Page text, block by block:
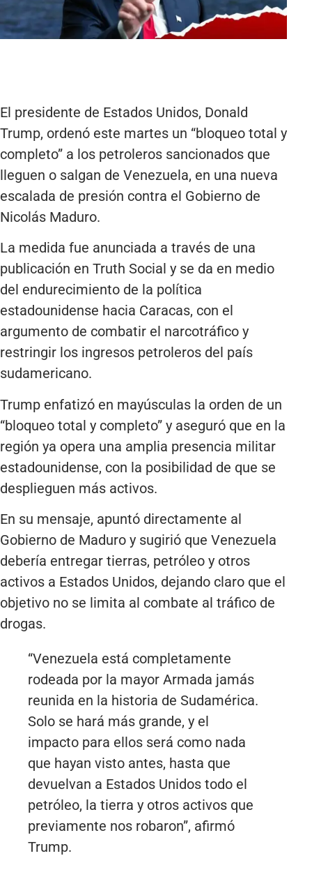
El presidente de Estados Unidos, Donald
Trump, ordenó este martes un “bloqueo total y
completo” a los petroleros sancionados que
lleguen o salgan de Venezuela, en una nueva
escalada de presión contra el Gobierno de
Nicolás Maduro.
La medida fue anunciada a través de una
publicación en Truth Social y se da en medio
del endurecimiento de la política
estadounidense hacia Caracas, con el
argumento de combatir el narcotráfico y
restringir los ingresos petroleros del país
sudamericano.
Trump enfatizó en mayúsculas la orden de un
“bloqueo total y completo” y aseguró que en la
región ya opera una amplia presencia militar
estadounidense, con la posibilidad de que se
desplieguen más activos.
En su mensaje, apuntó directamente al
Gobierno de Maduro y sugirió que Venezuela
debería entregar tierras, petróleo y otros
activos a Estados Unidos, dejando claro que el
objetivo no se limita al combate al tráfico de
drogas.
“Venezuela está completamente
rodeada por la mayor Armada jamás
reunida en la historia de Sudamérica.
Solo se hará más grande, y el
impacto para ellos será como nada
que hayan visto antes, hasta que
devuelvan a Estados Unidos todo el
petróleo, la tierra y otros activos que
previamente nos robaron”, afirmó
Trump.